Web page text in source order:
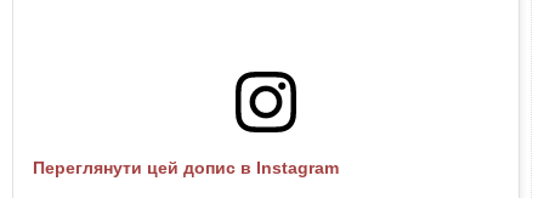
Переглянути цей допис в Instagram